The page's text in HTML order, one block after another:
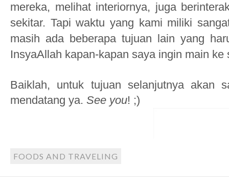
mereka, melihat interiornya, juga
sekitar. Tapi waktu yang kami miliki
masih ada beberapa tujuan lain yang
InsyaAllah kapan-kapan saya ingin main ke
Baiklah, untuk tujuan selanjutnya akan
mendatang ya. See you! ;)
FOODS AND TRAVELING